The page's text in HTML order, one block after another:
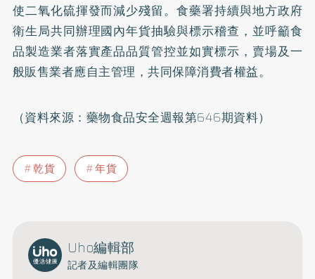
使二氧化硫揮發而減少殘留。食藥署持續與地方政府
衛生局共同辦理國內年貨抽驗與標示稽查，並呼籲食
品製造業者落實產品品質管控並如實標示，賣場及一
般販售業者應自主管理，共同保障消費者權益。
（資料來源：藥物食品安全週報第646期資料）
乾貨 年貨
Uho編輯部
記者及編輯團隊